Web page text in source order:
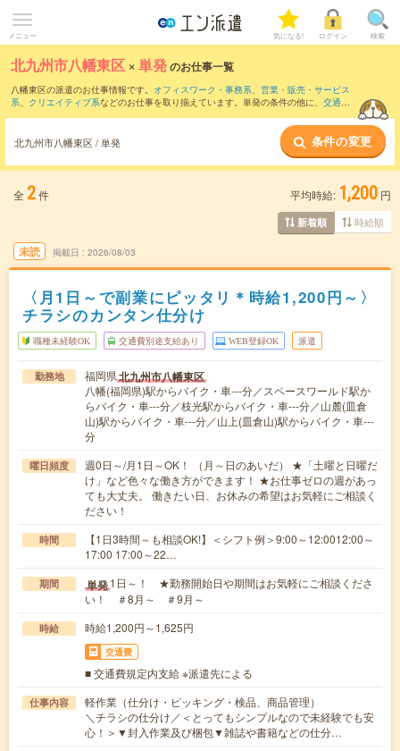
メニュー 気になる! ログイン 検索
北九州市八幡東区 ×単発のお仕事一覧
八幡東区の派遣のお仕事情報です。 オフィスワーク・事務系、 営業・販売・サービス
系、 クリエイティブ系などのお仕事を取り揃えています。単発の条件の他に、 交通費
北九州市八幡東区 / 単発 条件の変更
全 2件 平均時給: 1,200 円
新着順 時給順
未読 掲載日 2026/08/03
〈月1日～で副業にピッタリ＊時給1,200円～〉
チラシのカンタン仕分け
職種未経験OK 交通費別途支給あり WEB登録OK 派遣
勤務地 福岡県北九州市八幡東区
八幡(福岡県)駅からバイク・車---分／スペースワールド駅か
らバイク・車---分／枝光駅からバイク・車---分／山麓(皿倉
山)駅からバイク・車---分／山上(皿倉山)駅からバイク・車---
分
曜日頻度
週0日～/月1日～OK！ （月～日のあいだ） ★「土曜と日曜だ
け」など色々な働き方ができます！ ★お仕事ゼロの週があっ
ても大丈夫。 働きたい日、お休みの希望はお気軽にご相談く
ださい！
時間
【1日3時間～も相談OK!】＜シフト例＞9:00～12:0012:00～
17:00 17:00～22…
期間 単発1日～！ ★勤務開始日や期間はお気軽にご相談くださ
い！ ＃8月～ ＃9月～
時給 時給1,200円～1,625円
交通費
■ 交通費規定内支給 ※派遣先による
仕事内容
軽作業（仕分け・ピッキング・検品、商品管理）
＼チラシの仕分け／＜とってもシンプルなので未経験でも安
心！＞▼封入作業及び梱包▼雑誌や書籍などの仕分…